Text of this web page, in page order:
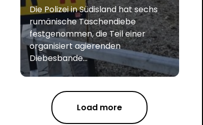
Die Polizei in Südisland hat sechs
rumänische Taschendiebe
festgenommen, die Teil einer
organisiert agierenden
Diebesbande...
Load more